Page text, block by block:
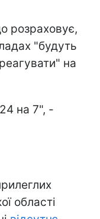
розраховує,
"будуть
на
на 7", -
області